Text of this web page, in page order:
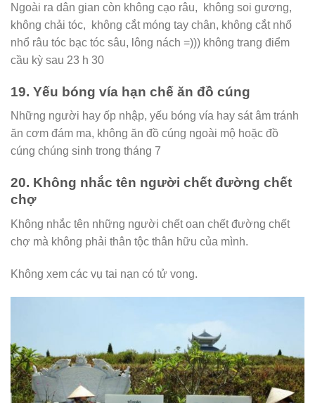
Ngoài ra dân gian còn không cạo râu, không soi gương,
không chải tóc, không cắt móng tay chân, không cắt nhổ
nhổ râu tóc bạc tóc sâu, lông nách =))) không trang điểm
cầu kỳ sau 23 h 30
19. Yếu bóng vía hạn chế ăn đồ cúng
Những người hay ốp nhập, yếu bóng vía hay sát âm tránh
ăn cơm đám ma, không ăn đồ cúng ngoài mộ hoặc đồ
cúng chúng sinh trong tháng 7
20. Không nhắc tên người chết đường chết
chợ
Không nhắc tên những người chết oan chết đường chết
chợ mà không phải thân tộc thân hữu của mình.
Không xem các vụ tai nạn có tử vong.